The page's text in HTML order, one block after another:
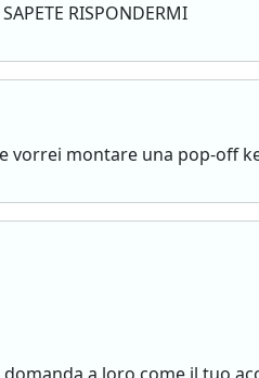
RISPONDERMI
vorrei montare una pop-off